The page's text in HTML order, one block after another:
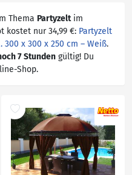
Thema Partyzeltim
kostet nur 34,99 €: Partyzelt
x 300 x 250 cm – Weiß.
7 Stunden gültig! Du
Shop.